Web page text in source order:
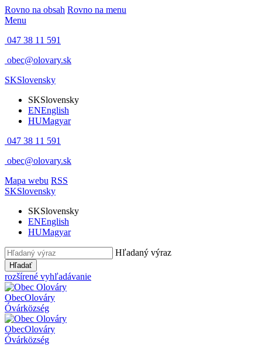
Rovno na obsah Rovno na menu
Menu
047 38 11 591
obec@olovary.sk
SKSlovensky
SKSlovensky
ENEnglish
HUMagyar
047 38 11 591
obec@olovary.sk
Mapa webu RSS
SKSlovensky
SKSlovensky
ENEnglish
HUMagyar
Hľadaný výraz
Hľadať
rozšírené vyhľadávanie
ObecOlováry
Óvárközség
ObecOlováry
Óvárközség